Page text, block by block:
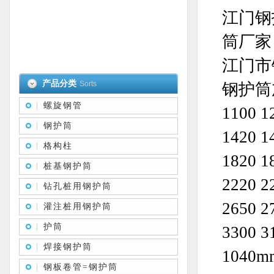
产品分类 Sorts
螺旋钢管
钢护筒
格构柱
桩基钢护筒
钻孔桩用钢护筒
灌注桩用钢护筒
护筒
焊接钢护筒
钢板卷管=钢护筒
江门
筒厂
江门
钢护筒
1100
1420
1820
2220
2650
3300